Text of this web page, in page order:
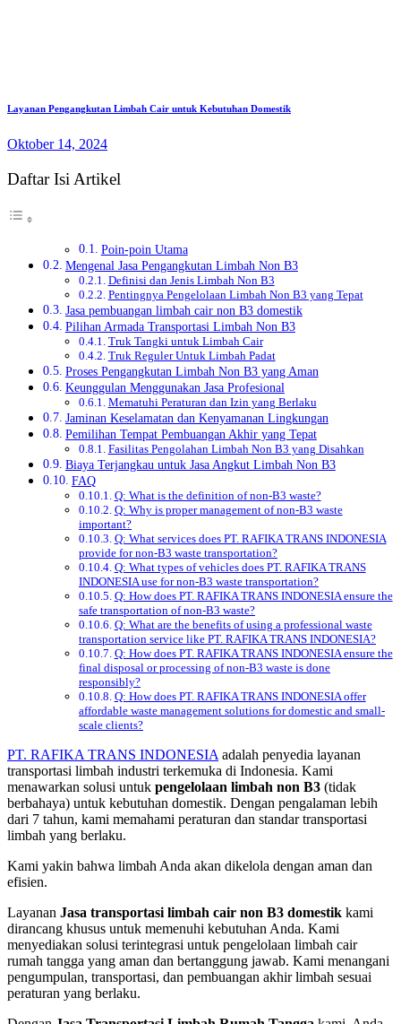
Layanan Pengangkutan Limbah Cair untuk Kebutuhan Domestik
Oktober 14, 2024
Daftar Isi Artikel
Poin-poin Utama
Mengenal Jasa Pengangkutan Limbah Non B3
Definisi dan Jenis Limbah Non B3
Pentingnya Pengelolaan Limbah Non B3 yang Tepat
Jasa pembuangan limbah cair non B3 domestik
Pilihan Armada Transportasi Limbah Non B3
Truk Tangki untuk Limbah Cair
Truk Reguler Untuk Limbah Padat
Proses Pengangkutan Limbah Non B3 yang Aman
Keunggulan Menggunakan Jasa Profesional
Mematuhi Peraturan dan Izin yang Berlaku
Jaminan Keselamatan dan Kenyamanan Lingkungan
Pemilihan Tempat Pembuangan Akhir yang Tepat
Fasilitas Pengolahan Limbah Non B3 yang Disahkan
Biaya Terjangkau untuk Jasa Angkut Limbah Non B3
FAQ
Q: What is the definition of non-B3 waste?
Q: Why is proper management of non-B3 waste
important?
Q: What services does PT. RAFIKA TRANS INDONESIA
provide for non-B3 waste transportation?
Q: What types of vehicles does PT. RAFIKA TRANS
INDONESIA use for non-B3 waste transportation?
Q: How does PT. RAFIKA TRANS INDONESIA ensure the
safe transportation of non-B3 waste?
Q: What are the benefits of using a professional waste
transportation service like PT. RAFIKA TRANS INDONESIA?
Q: How does PT. RAFIKA TRANS INDONESIA ensure the
final disposal or processing of non-B3 waste is done
responsibly?
Q: How does PT. RAFIKA TRANS INDONESIA offer
affordable waste management solutions for domestic and small-
scale clients?
PT. RAFIKA TRANS INDONESIA adalah penyedia layanan
transportasi limbah industri terkemuka di Indonesia. Kami
menawarkan solusi untuk pengelolaan limbah non B3 (tidak
berbahaya) untuk kebutuhan domestik. Dengan pengalaman lebih
dari 7 tahun, kami memahami peraturan dan standar transportasi
limbah yang berlaku.
Kami yakin bahwa limbah Anda akan dikelola dengan aman dan
efisien.
Layanan Jasa transportasi limbah cair non B3 domestik kami
dirancang khusus untuk memenuhi kebutuhan Anda. Kami
menyediakan solusi terintegrasi untuk pengelolaan limbah cair
rumah tangga yang aman dan bertanggung jawab. Kami menangani
pengumpulan, transportasi, dan pembuangan akhir limbah sesuai
peraturan yang berlaku.